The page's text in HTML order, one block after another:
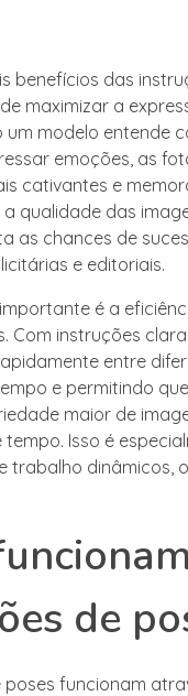
benefícios das
maximizar a
um modelo entende
emoções, as
cativantes e
qualidade das
as chances de
e editoriais.
é a
Com instruções
entre
e permitindo
maior de
Isso é
trabalho dinâmicos,
de
poses funcionam